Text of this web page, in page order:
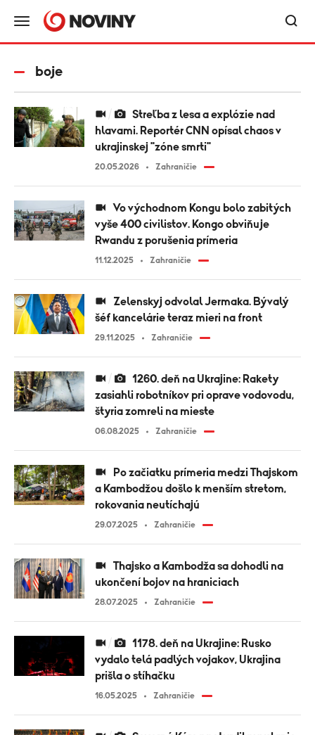
boje
hlavami. Reportér CNN opísal chaos v
ukrajinskej "zóne smrti"
20.05.2026 Zahraničie
vyše 400 civilistov. Kongo obviňuje
Rwandu z porušenia prímeria
11.12.2025 Zahraničie
šéf kancelárie teraz mieri na front
29.11.2025 Zahraničie
zasiahli robotníkov pri oprave vodovodu,
štyria zomreli na mieste
06.08.2025 Zahraničie
a Kambodžou došlo k menším stretom,
rokovania neutíchajú
29.07.2025 Zahraničie
ukončení bojov na hraniciach
28.07.2025 Zahraničie
vydalo telá padlých vojakov, Ukrajina
prišla o stíhačku
16.05.2025 Zahraničie